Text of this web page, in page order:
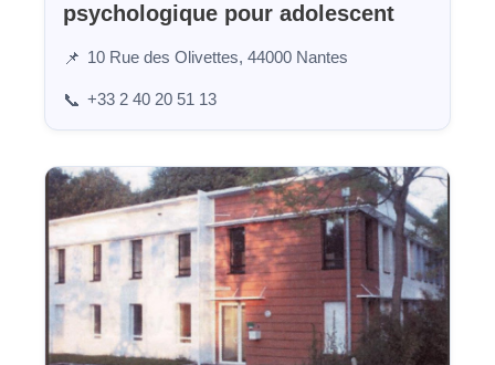
psychologique pour adolescent
📌 10 Rue des Olivettes, 44000 Nantes
📞 +33 2 40 20 51 13